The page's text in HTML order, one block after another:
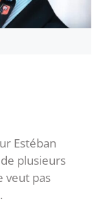
Estéban
plusieurs
veut pas